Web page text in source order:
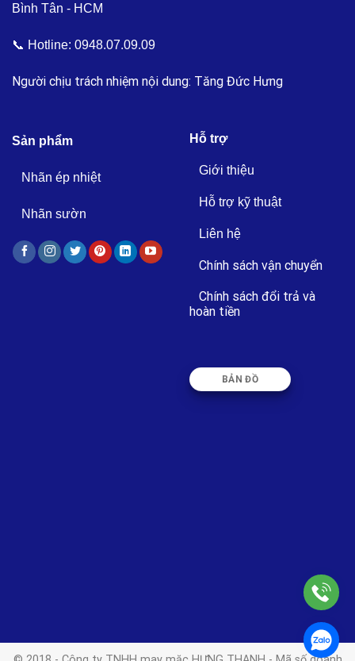
Bình Tân - HCM
📞 Hotline: 0948.07.09.09
Người chịu trách nhiệm nội dung: Tăng Đức Hưng
Sản phẩm
Nhãn ép nhiệt
Nhãn sườn
Hỗ trợ
Giới thiệu
Hỗ trợ kỹ thuật
Liên hệ
Chính sách vận chuyển
Chính sách đổi trả và
hoàn tiền
BẢN ĐỒ